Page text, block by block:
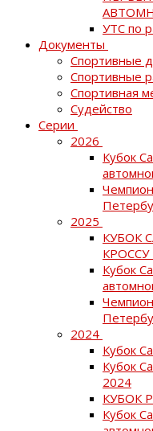
УТС по
Документы
Спортивные
Спортивные
Спортивная
Судейство
Серии
2026
Кубок
2025
КУБОК
КРОССУ
Кубок
2024
Кубок
Кубок
2024
КУБОК
Кубок